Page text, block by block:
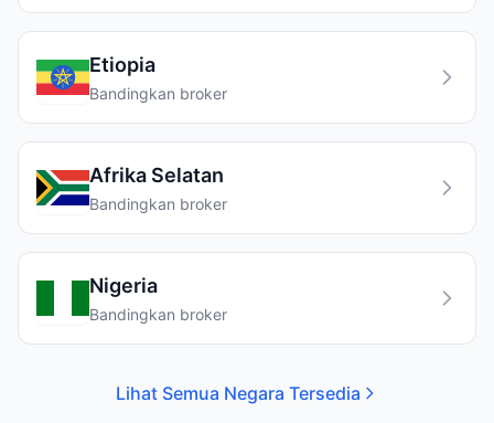
Etiopia
Bandingkan broker
Afrika Selatan
Bandingkan broker
Nigeria
Bandingkan broker
Lihat Semua Negara Tersedia